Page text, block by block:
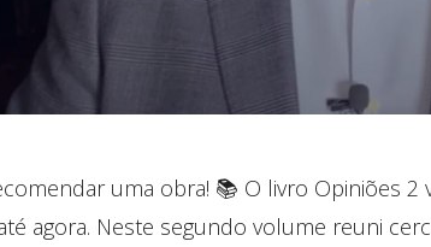
uma obra! 📚 O livro Opiniões
agora. Neste segundo volume reuni